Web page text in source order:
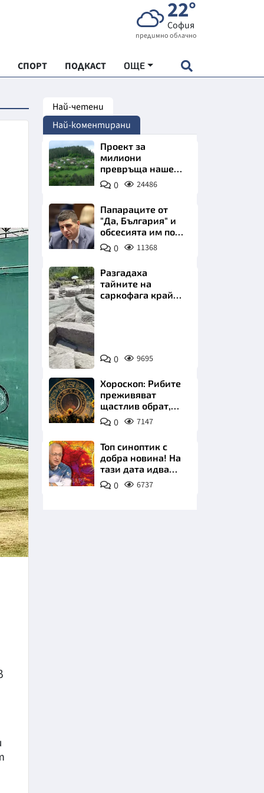
22°
София
предимно облачно
СПОРТ ПОДКАСТ ОЩЕ
"ЧУДЕСАТА НА БЪЛГАРИЯ"
ХРАНА
ИКОНОМИКА
Най-четени
Най-коментирани
Проект за
милиони
превръща наше
село в магнит за
туристи
0 24486
Папараците от
"Да, България" и
обсесията им по
Пеевски
0 11368
Снимка:
Bulgaria
ON
AIR
Разгадаха
тайните на
саркофага край
0 9695
Хороскоп: Рибите
преживяват
щастлив обрат,
Телецът започва
важна промяна
0 7147
Топ синоптик с
добра новина! На
тази дата идва
захлаждането
0 6737